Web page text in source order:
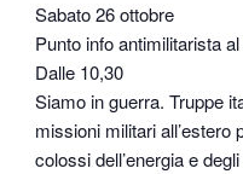
Sabato 26 ottobre
Punto info antimilitarista
Dalle 10,30
Siamo in guerra. Truppe
missioni militari all’estero
colossi dell’energia e